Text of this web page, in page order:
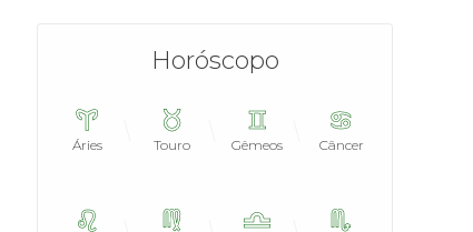
Horóscopo
Áries Touro Gêmeos Câncer